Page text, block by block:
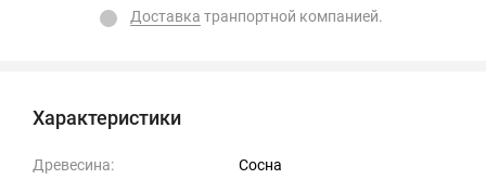
Характеристики
Древесина:
Сосна
Доставка транпортной компанией.